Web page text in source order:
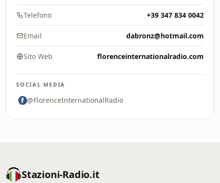
Telefono +39 347 834 0042
Email dabronz@hotmail.com
Sito Web florenceinternationalradio.com
SOCIAL MEDIA
@FlorenceInternationalRadio
Stazioni-Radio.it